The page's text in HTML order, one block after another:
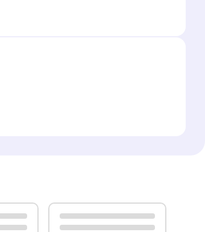
de votre smartphone. Cette coque